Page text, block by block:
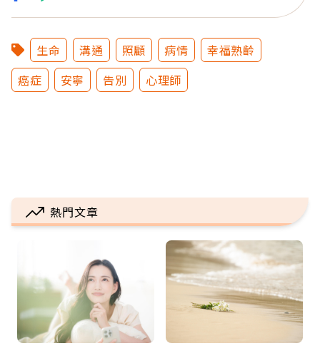
生命 溝通 照顧 病情
幸福熟齡
癌症
安寧 告別 心理師
熱門文章